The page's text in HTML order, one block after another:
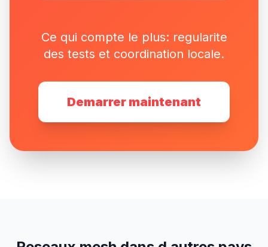
Ce qui compte le plus: regularite
des tests et coordination locale.
Demarrer maintenant